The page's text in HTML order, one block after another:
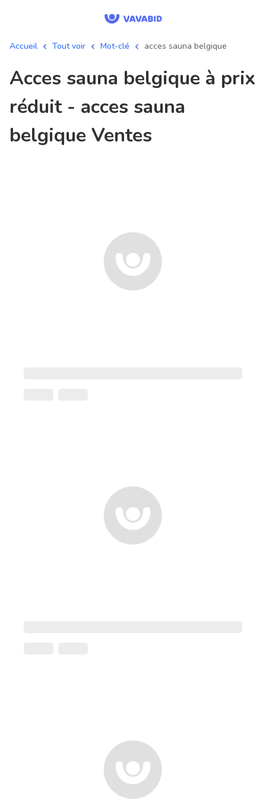
Accueil Tout voir Mot-clé acces sauna belgique
acces sauna belgique à prix
réduit - acces sauna
belgique Ventes